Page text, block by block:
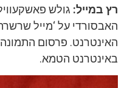
רץ במייל: גולש
האבסורדי על ‘מייל
האינטרנט. פרסום
באינטרנט הטמא.